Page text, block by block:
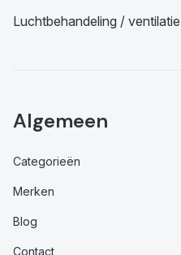
Luchtbehandeling / ventilatie
Algemeen
Categorieën
Merken
Blog
Contact